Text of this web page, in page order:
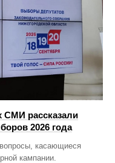
СМИ рассказали
2026 года
касающиеся
кампании.